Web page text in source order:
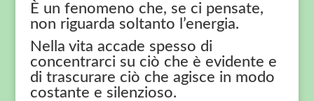
È un fenomeno che, se ci pensate,
non riguarda soltanto l’energia.
Nella vita accade spesso di
concentrarci su ciò che è evidente e
di trascurare ciò che agisce in modo
costante e silenzioso.